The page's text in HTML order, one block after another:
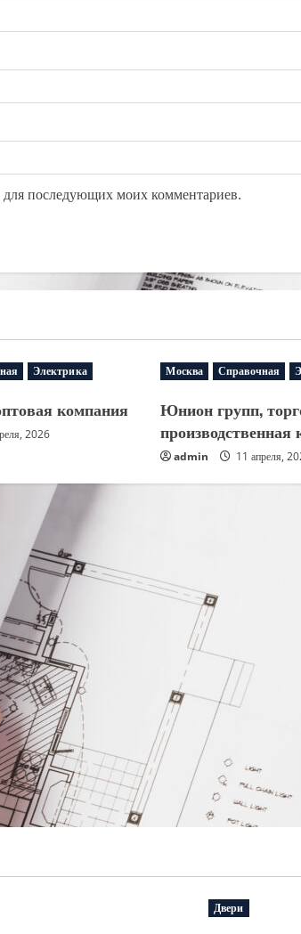
последующих моих комментариев.
Электрика
компания
2026
Москва Справочная
Юнион групп,
производственная
admin 11 апреля,
Двери